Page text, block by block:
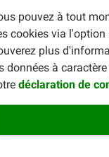
pouvez à tout
cookies via l'option
plus
données à
déclaration de